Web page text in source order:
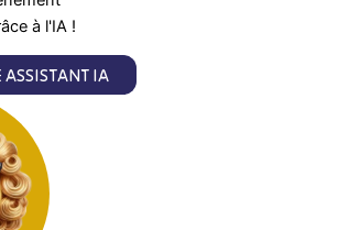
à l'IA !
IA